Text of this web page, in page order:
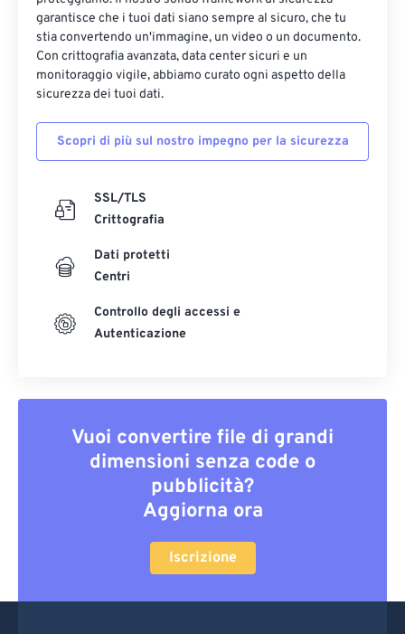
garantisce che i tuoi dati siano sempre al sicuro, che tu
stia convertendo un'immagine, un video o un documento.
Con crittografia avanzata, data center sicuri e un
monitoraggio vigile, abbiamo curato ogni aspetto della
sicurezza dei tuoi dati.
Scopri di più sul nostro impegno per la sicurezza
SSL/TLS
Crittografia
Dati protetti
Centri
Controllo degli accessi e
Autenticazione
Vuoi convertire file di grandi
dimensioni senza code o
pubblicità?
Aggiorna ora
Iscrizione